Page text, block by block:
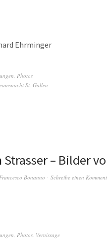
Ehrminger
, Photos
St. Gallen
Strasser – Bilder
Bonanno Schreibe einen
, Photos, Vernissage